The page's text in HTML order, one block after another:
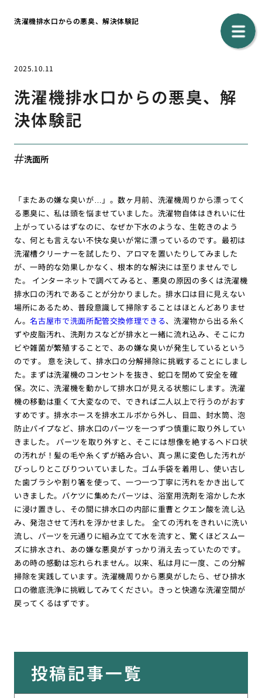
洗濯機排水口からの悪臭、解決体験記
2025.10.11
洗濯機排水口からの悪臭、解
決体験記
洗面所
「またあの嫌な臭いが…」。数ヶ月前、洗濯機周りから漂ってく
る悪臭に、私は頭を悩ませていました。洗濯物自体はきれいに仕
上がっているはずなのに、なぜか下水のような、生乾きのよう
な、何とも言えない不快な臭いが常に漂っているのです。最初は
洗濯槽クリーナーを試したり、アロマを置いたりしてみました
が、一時的な効果しかなく、根本的な解決には至りませんでし
た。 インターネットで調べてみると、悪臭の原因の多くは洗濯機
排水口の汚れであることが分かりました。排水口は目に見えない
場所にあるため、普段意識して掃除することはほとんどありませ
ん。名古屋市で洗面所配管交換修理できる、洗濯物から出る糸く
ずや皮脂汚れ、洗剤カスなどが排水と一緒に流れ込み、そこにカ
ビや雑菌が繁殖することで、あの嫌な臭いが発生しているという
のです。 意を決して、排水口の分解掃除に挑戦することにしまし
た。まずは洗濯機のコンセントを抜き、蛇口を閉めて安全を確
保。次に、洗濯機を動かして排水口が見える状態にします。洗濯
機の移動は重くて大変なので、できれば二人以上で行うのがおす
すめです。排水ホースを排水エルボから外し、目皿、封水筒、泡
防止パイプなど、排水口のパーツを一つずつ慎重に取り外してい
きました。 パーツを取り外すと、そこには想像を絶するヘドロ状
の汚れが！髪の毛や糸くずが絡み合い、真っ黒に変色した汚れが
びっしりとこびりついていました。ゴム手袋を着用し、使い古し
た歯ブラシや割り箸を使って、一つ一つ丁寧に汚れをかき出して
いきました。バケツに集めたパーツは、浴室用洗剤を溶かした水
に浸け置きし、その間に排水口の内部に重曹とクエン酸を流し込
み、発泡させて汚れを浮かせました。 全ての汚れをきれいに洗い
流し、パーツを元通りに組み立てて水を流すと、驚くほどスムー
ズに排水され、あの嫌な悪臭がすっかり消え去っていたのです。
あの時の感動は忘れられません。以来、私は月に一度、この分解
掃除を実践しています。洗濯機周りから悪臭がしたら、ぜひ排水
口の徹底洗浄に挑戦してみてください。きっと快適な洗濯空間が
戻ってくるはずです。
投稿記事一覧